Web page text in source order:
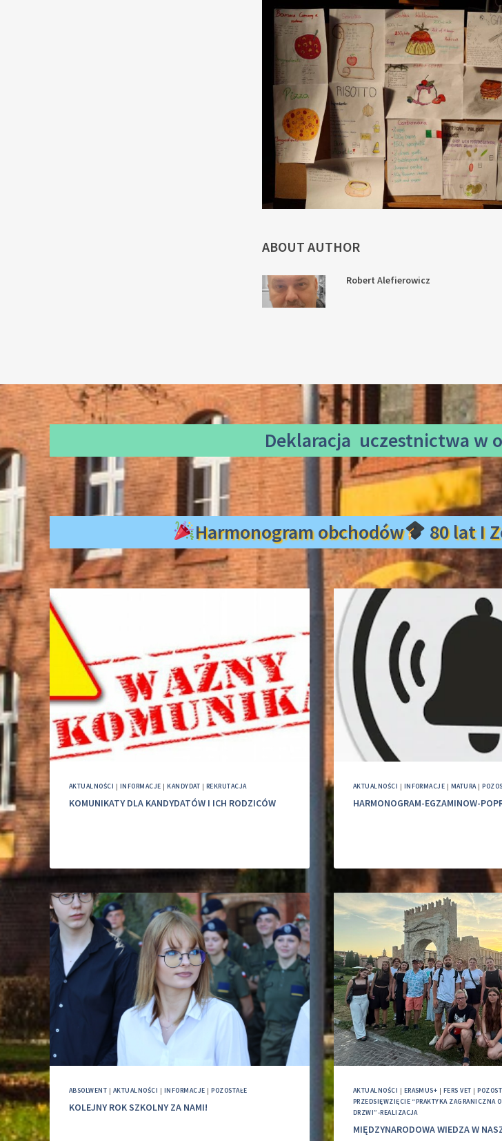
ABOUT AUTHOR
Robert Alefierowicz
Deklaracja uczestnictwaw
Harmonogram obchodów 80 lat I
AKTUALNOŚCI | INFORMACJE |KANDYDAT | REKRUTACJA
KOMUNIKATY DLA KANDYDATÓW I ICH RODZICÓW
AKTUALNOŚCI | INFORMACJE | MATURA|
HARMONOGRAM-EGZAMINOW-
ABSOLWENT | AKTUALNOŚCI | INFORMACJE |POZOSTAŁE
KOLEJNY ROK SZKOLNY ZA NAMI!
AKTUALNOŚCI | ERASMUS+ | FERS VET |
PRZEDSIĘWZIĘCIE “PRAKTYKA ZAGRANICZNA
DRZWI”-REALIZACJA
MIĘDZYNARODOWA WIEDZA W